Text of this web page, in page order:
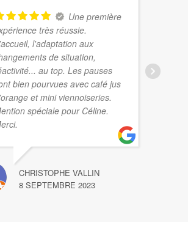
Une première
très réussie.
l'adaptation aux
de situation,
au top. Les pauses
bien pourvues avec café jus
et mini viennoiseries.
spéciale pour Céline.
CHRISTOPHE VALLIN
8 SEPTEMBRE 2023